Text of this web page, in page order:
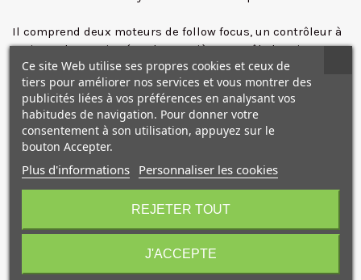
Il comprend deux moteurs de follow focus, un contrôleur à
main, et deux poignées : la première contrôle la mise au
point, l'autre le diaphragme et le zoom.
Le contrôleur à main vous permet de régler la mise au
point, le diaphragme et le zoom, et comprend une lanière
de cou. Les poignées ont des adaptateurs qui permettent
de fixer les contrôleurs sur des rosettes compatibles ARRI
ou des tubes de 25/30mm de diamètre, comme ceux
utilisés sur les stabilisateurs.
Le système est livré dans une valise rigide étanche, qui
protège l'ensemble en déplacement ou en stockage.
Ce site Web utilise ses propres cookies et ceux de
tiers pour améliorer nos services et vous montrer des
publicités liées à vos préférences en analysant vos
habitudes de navigation. Pour donner votre
consentement à son utilisation, appuyez sur le
bouton Accepter.
Plus d'informations Personnaliser les cookies
REJETER TOUT
J'ACCEPTE
10€ OFFERTS sur votre
premier achat !